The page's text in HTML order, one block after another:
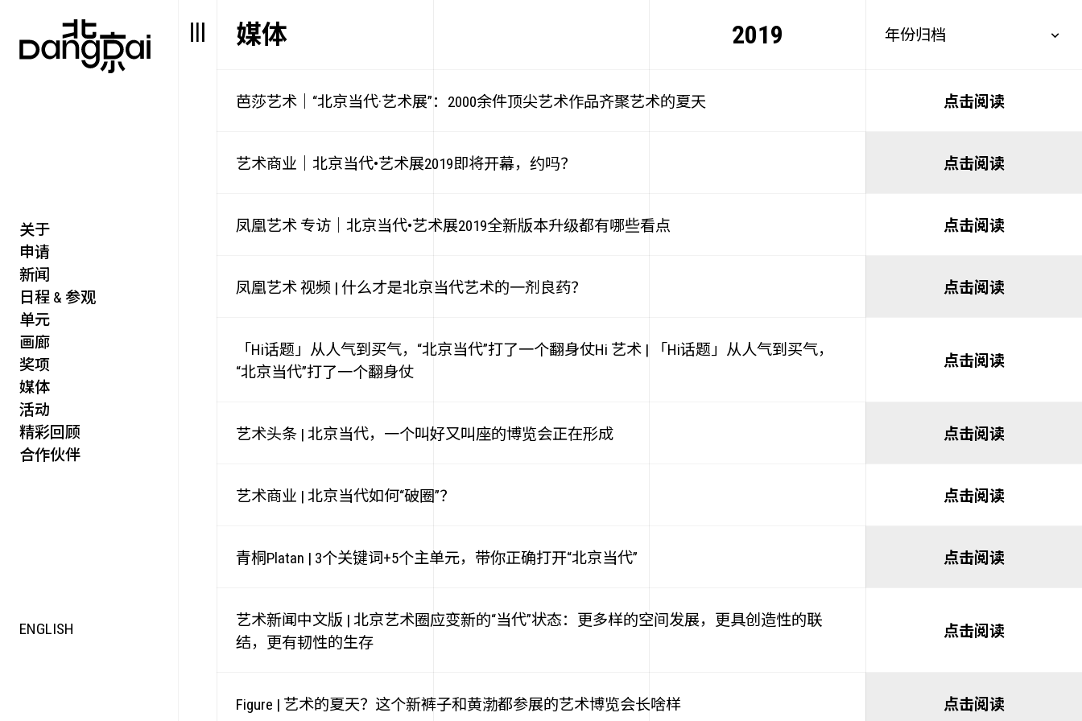
关于
申请
新闻
日程 & 参观
单元
画廊
奖项
媒体
活动
精彩回顾
合作伙伴
特别艺术项目
艺博会新闻
声场
ENGLISH
媒体 2019 年份归档
芭莎艺术｜“北京当代·艺术展”：2000余件顶尖艺术作品齐聚艺术的夏天 点击阅读
艺术商业｜北京当代•艺术展2019即将开幕，约吗？ 点击阅读
凤凰艺术 专访｜北京当代•艺术展2019全新版本升级都有哪些看点 点击阅读
凤凰艺术 视频 | 什么才是北京当代艺术的一剂良药？ 点击阅读
「Hi话题」从人气到买气，“北京当代”打了一个翻身仗Hi 艺术 | 「Hi话题」从人气到买气，
“北京当代”打了一个翻身仗
点击阅读
艺术头条 | 北京当代，一个叫好又叫座的博览会正在形成 点击阅读
艺术商业 | 北京当代如何“破圈”？ 点击阅读
青桐Platan | 3个关键词+5个主单元，带你正确打开“北京当代” 点击阅读
艺术新闻中文版 | 北京艺术圈应变新的“当代”状态：更多样的空间发展，更具创造性的联
结，更有韧性的生存
点击阅读
Figure | 艺术的夏天？这个新裤子和黄渤都参展的艺术博览会长啥样 点击阅读